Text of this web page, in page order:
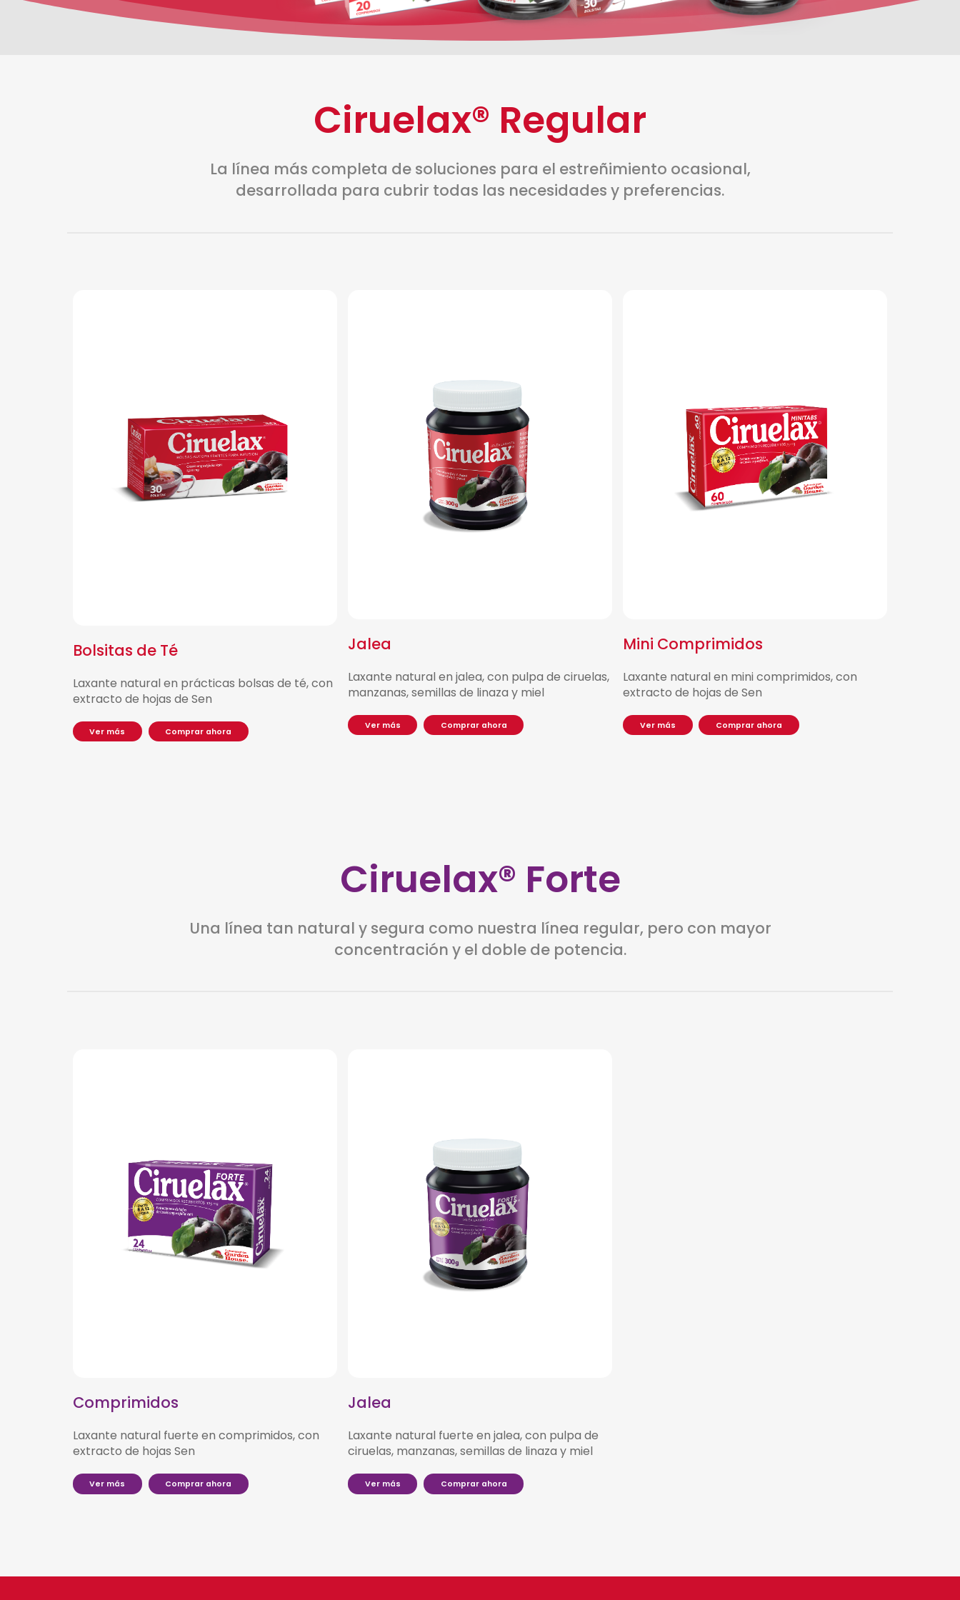
Ciruelax® Regular
La línea más completa de soluciones para el estreñimiento ocasional,
desarrollada para cubrir todas las necesidades y preferencias.
Bolsitas de Té
Laxante natural en prácticas bolsas de té, con
extracto de hojas de Sen
Ver más Comprar ahora
Jalea
Laxante natural en jalea, con pulpa de ciruelas,
manzanas, semillas de linaza y miel
Ver más Comprar ahora
Mini Comprimidos
Laxante natural en mini comprimidos, con
extracto de hojas de Sen
Ver más Comprar ahora
Ciruelax® Forte
Una línea tan natural y segura como nuestra línea regular, pero con mayor
concentración y el doble de potencia.
Comprimidos
Laxante natural fuerte en comprimidos, con
extracto de hojas Sen
Ver más Comprar ahora
Jalea
Laxante natural fuerte en jalea, con pulpa de
ciruelas, manzanas, semillas de linaza y miel
Ver más Comprar ahora